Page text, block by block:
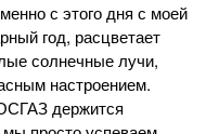
с этого дня с моей
год, расцветает
солнечные лучи,
настроением.
держится